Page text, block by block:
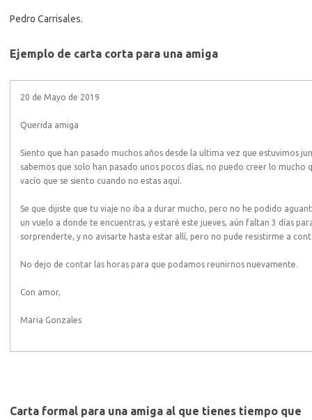
Pedro Carrisales.
Ejemplo de carta corta para una amiga
20 de Mayo de 2019
Querida amiga
Siento que han pasado muchos años desde la ultima vez que estuvimos
sabemos que solo han pasado unos pocos días, no puedo creer lo mucho
vacío que se siento cuando no estas aquí.
Se que dijiste que tu viaje no iba a durar mucho, pero no he podido
un vuelo a donde te encuentras, y estaré este jueves, aún faltan 3 días
sorprenderte, y no avisarte hasta estar allí, pero no pude resistirme a
No dejo de contar las horas para que podamos reunirnos nuevamente.
Con amor,
Maria Gonzales
Carta formal para una amiga al que tienes tiempo que